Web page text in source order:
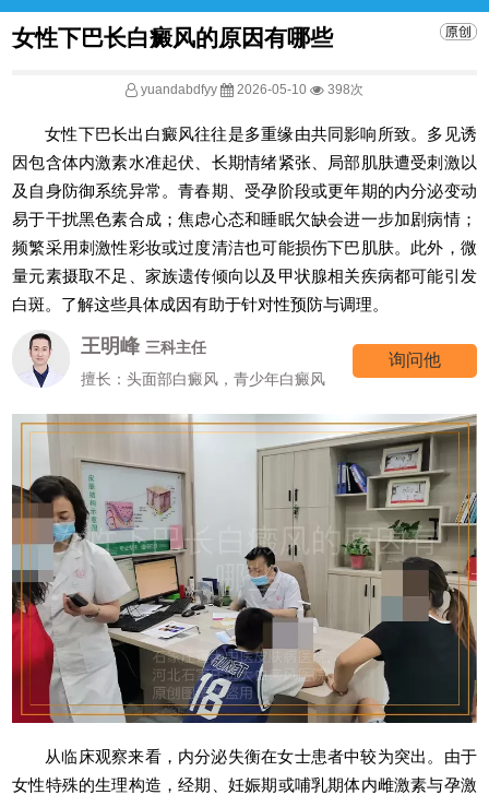
女性下巴长白癜风的原因有哪些
yuandabdfyy 2026-05-10 398次
女性下巴长出白癜风往往是多重缘由共同影响所致。多见诱
因包含体内激素水准起伏、长期情绪紧张、局部肌肤遭受刺激以
及自身防御系统异常。青春期、受孕阶段或更年期的内分泌变动
易于干扰黑色素合成；焦虑心态和睡眠欠缺会进一步加剧病情；
频繁采用刺激性彩妆或过度清洁也可能损伤下巴肌肤。此外，微
量元素摄取不足、家族遗传倾向以及甲状腺相关疾病都可能引发
白斑。了解这些具体成因有助于针对性预防与调理。
王明峰 三科主任
擅长：头面部白癜风，青少年白癜风
询问他
从临床观察来看，内分泌失衡在女士患者中较为突出。由于
女性特殊的生理构造，经期、妊娠期或哺乳期体内雌激素与孕激